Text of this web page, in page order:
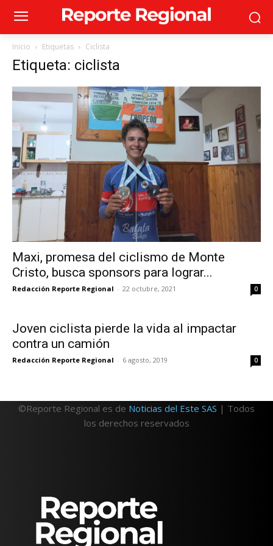
Inicio Etiquetas Ciclista
Etiqueta: ciclista
Maxi, promesa del ciclismo de Monte
Cristo, busca sponsors para lograr...
Redacción Reporte Regional - 22 octubre, 2021 0
Joven ciclista pierde la vida al impactar
contra un camión
Redacción Reporte Regional - 6 agosto, 2019 0
©Reporte Regional es de Noticias del Este SAS | Todos
los derechos reservados